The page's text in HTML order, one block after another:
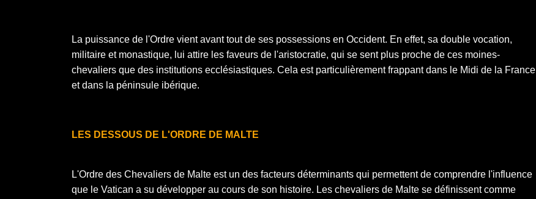
La puissance de l'Ordre vient avant tout de ses possessions en Occident. En effet, sa double vocation,
militaire et monastique, lui attire les faveurs de l'aristocratie, qui se sent plus proche de ces moines-
chevaliers que des institutions ecclésiastiques. Cela est particulièrement frappant dans le Midi de la France
et dans la péninsule ibérique.
LES DESSOUS DE L'ORDRE DE MALTE
L'Ordre des Chevaliers de Malte est un des facteurs déterminants qui permettent de comprendre l'influence
que le Vatican a su développer au cours de son histoire. Les chevaliers de Malte se définissent comme